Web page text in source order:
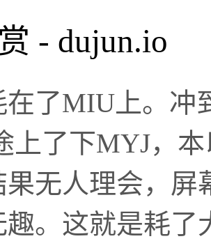
- dujun.io
在了MIU上。冲
上了下MYJ，
果无人理会，屏
趣。这就是耗